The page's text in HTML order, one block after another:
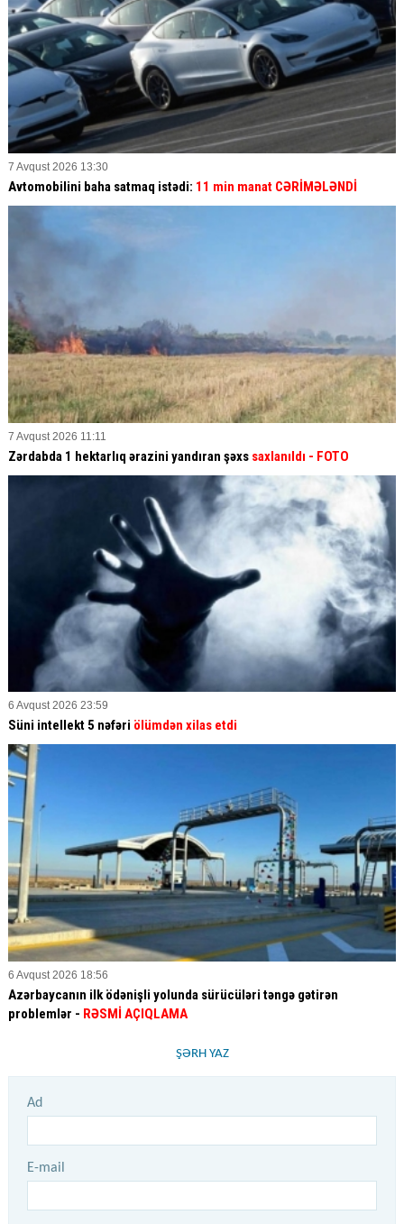
7 Avqust 2026 13:30
Avtomobilini baha satmaq istədi: 11 min manat CƏRİMƏLƏNDİ
7 Avqust 2026 11:11
Zərdabda 1 hektarlıq ərazini yandıran şəxs saxlanıldı - FOTO
6 Avqust 2026 23:59
Süni intellekt 5 nəfəri ölümdən xilas etdi
6 Avqust 2026 18:56
Azərbaycanın ilk ödənişli yolunda sürücüləri təngə gətirən
problemlər - RƏSMİ AÇIQLAMA
ŞƏRH YAZ
Ad
E-mail